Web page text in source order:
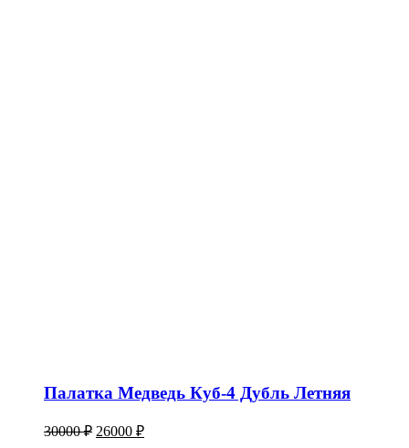
Палатка Медведь Куб-4 Дубль Летняя
30000₽ Первоначальная
26000 ₽Текущая